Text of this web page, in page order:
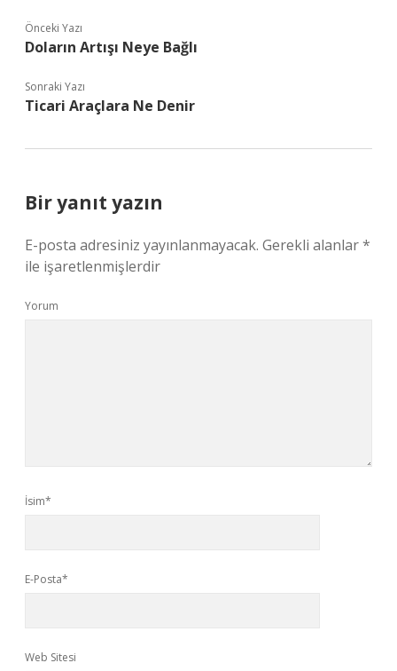
Önceki Yazı
Doların Artışı Neye Bağlı
Sonraki Yazı
Ticari Araçlara Ne Denir
Bir yanıt yazın
E-posta adresiniz yayınlanmayacak. Gerekli alanlar*
ile işaretlenmişlerdir
Yorum
İsim*
E-Posta*
Web Sitesi